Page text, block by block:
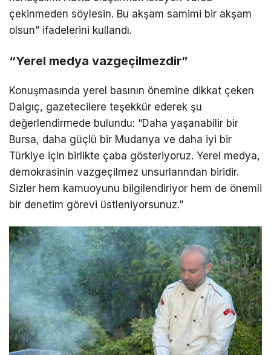
çekinmeden söylesin. Bu akşam samimi bir akşam
olsun” ifadelerini kullandı.
“Yerel medya vazgeçilmezdir”
Konuşmasında yerel basının önemine dikkat çeken
Dalgıç, gazetecilere teşekkür ederek şu
değerlendirmede bulundu: “Daha yaşanabilir bir
Bursa, daha güçlü bir Mudanya ve daha iyi bir
Türkiye için birlikte çaba gösteriyoruz. Yerel medya,
demokrasinin vazgeçilmez unsurlarından biridir.
Sizler hem kamuoyunu bilgilendiriyor hem de önemli
bir denetim görevi üstleniyorsunuz.”